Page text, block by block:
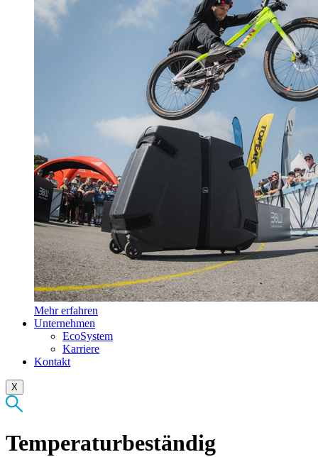
Mehr erfahren
Unternehmen
EcoSystem
Karriere
Kontakt
X
Temperaturbeständig